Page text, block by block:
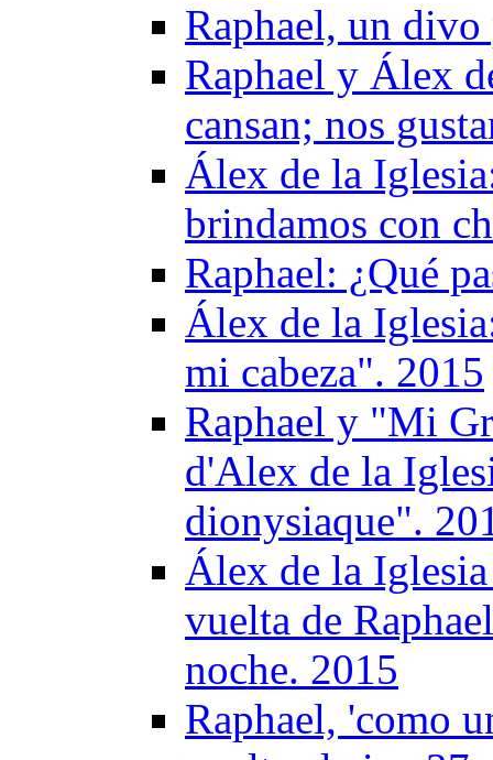
Raphael, un
Raphael y Álex
cansan; nos
Álex de la
brindamos con
Raphael: ¿Qué
Álex de la
mi cabeza". 2015
Raphael y "Mi
d'Alex de la
dionysiaque".
Álex de la
vuelta de
noche. 2015
Raphael, 'como